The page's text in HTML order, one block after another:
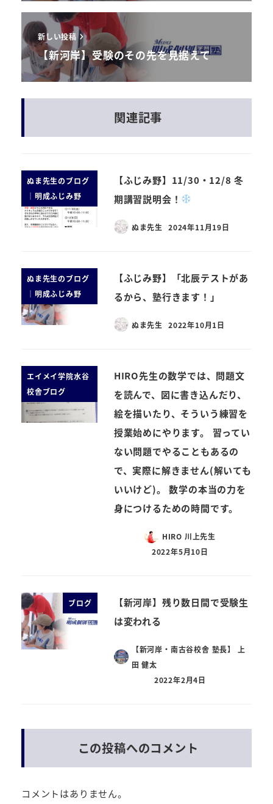
新しい投稿
【新河岸】受験のその先を見据えて
関連記事
ぬま先生のブログ
｜明成ふじみ野
【ふじみ野】11/30・12/8 冬
期講習説明会！
ぬま先生 2024年11月19日
ぬま先生のブログ
｜明成ふじみ野
【ふじみ野】「北辰テストがあ
るから、塾行きます！」
ぬま先生 2022年10月1日
エイメイ学院水谷
校舎ブログ
HIRO先生の数学では、問題文
を読んで、図に書き込んだり、
絵を描いたり、そういう練習を
授業始めにやります。 習ってい
ない問題でやることもあるの
で、実際に解きません(解いても
いいけど)。 数学の本当の力を
身につけるための時間です。
HIRO 川上先生
2022年5月10日
ブログ
【新河岸】残り数日間で受験生
は変われる
【新河岸・南古谷校舎 塾長】 上
田 健太
2022年2月4日
この投稿へのコメント
コメントはありません。